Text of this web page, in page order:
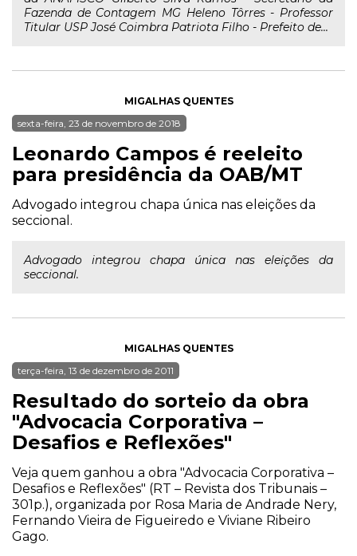
Fazenda de Contagem MG Heleno Tôrres - Professor
Titular USP José Coimbra Patriota Filho - Prefeito de...
MIGALHAS QUENTES
sexta-feira, 23 de novembro de 2018
Leonardo Campos é reeleito
para presidência da OAB/MT
Advogado integrou chapa única nas eleições da
seccional.
Advogado integrou chapa única nas eleições da
seccional.
MIGALHAS QUENTES
terça-feira, 13 de dezembro de 2011
Resultado do sorteio da obra
"Advocacia Corporativa –
Desafios e Reflexões"
Veja quem ganhou a obra "Advocacia Corporativa –
Desafios e Reflexões" (RT – Revista dos Tribunais –
301p.), organizada por Rosa Maria de Andrade Nery,
Fernando Vieira de Figueiredo e Viviane Ribeiro
Gago.